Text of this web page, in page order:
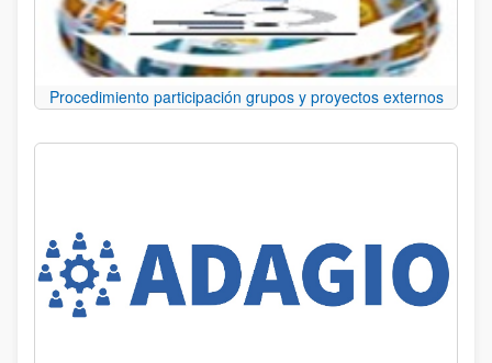
Procedimiento participación grupos y proyectos externos